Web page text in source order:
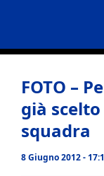
contenuto
FOTO –
già
squadra
8 Giugno 2012 -